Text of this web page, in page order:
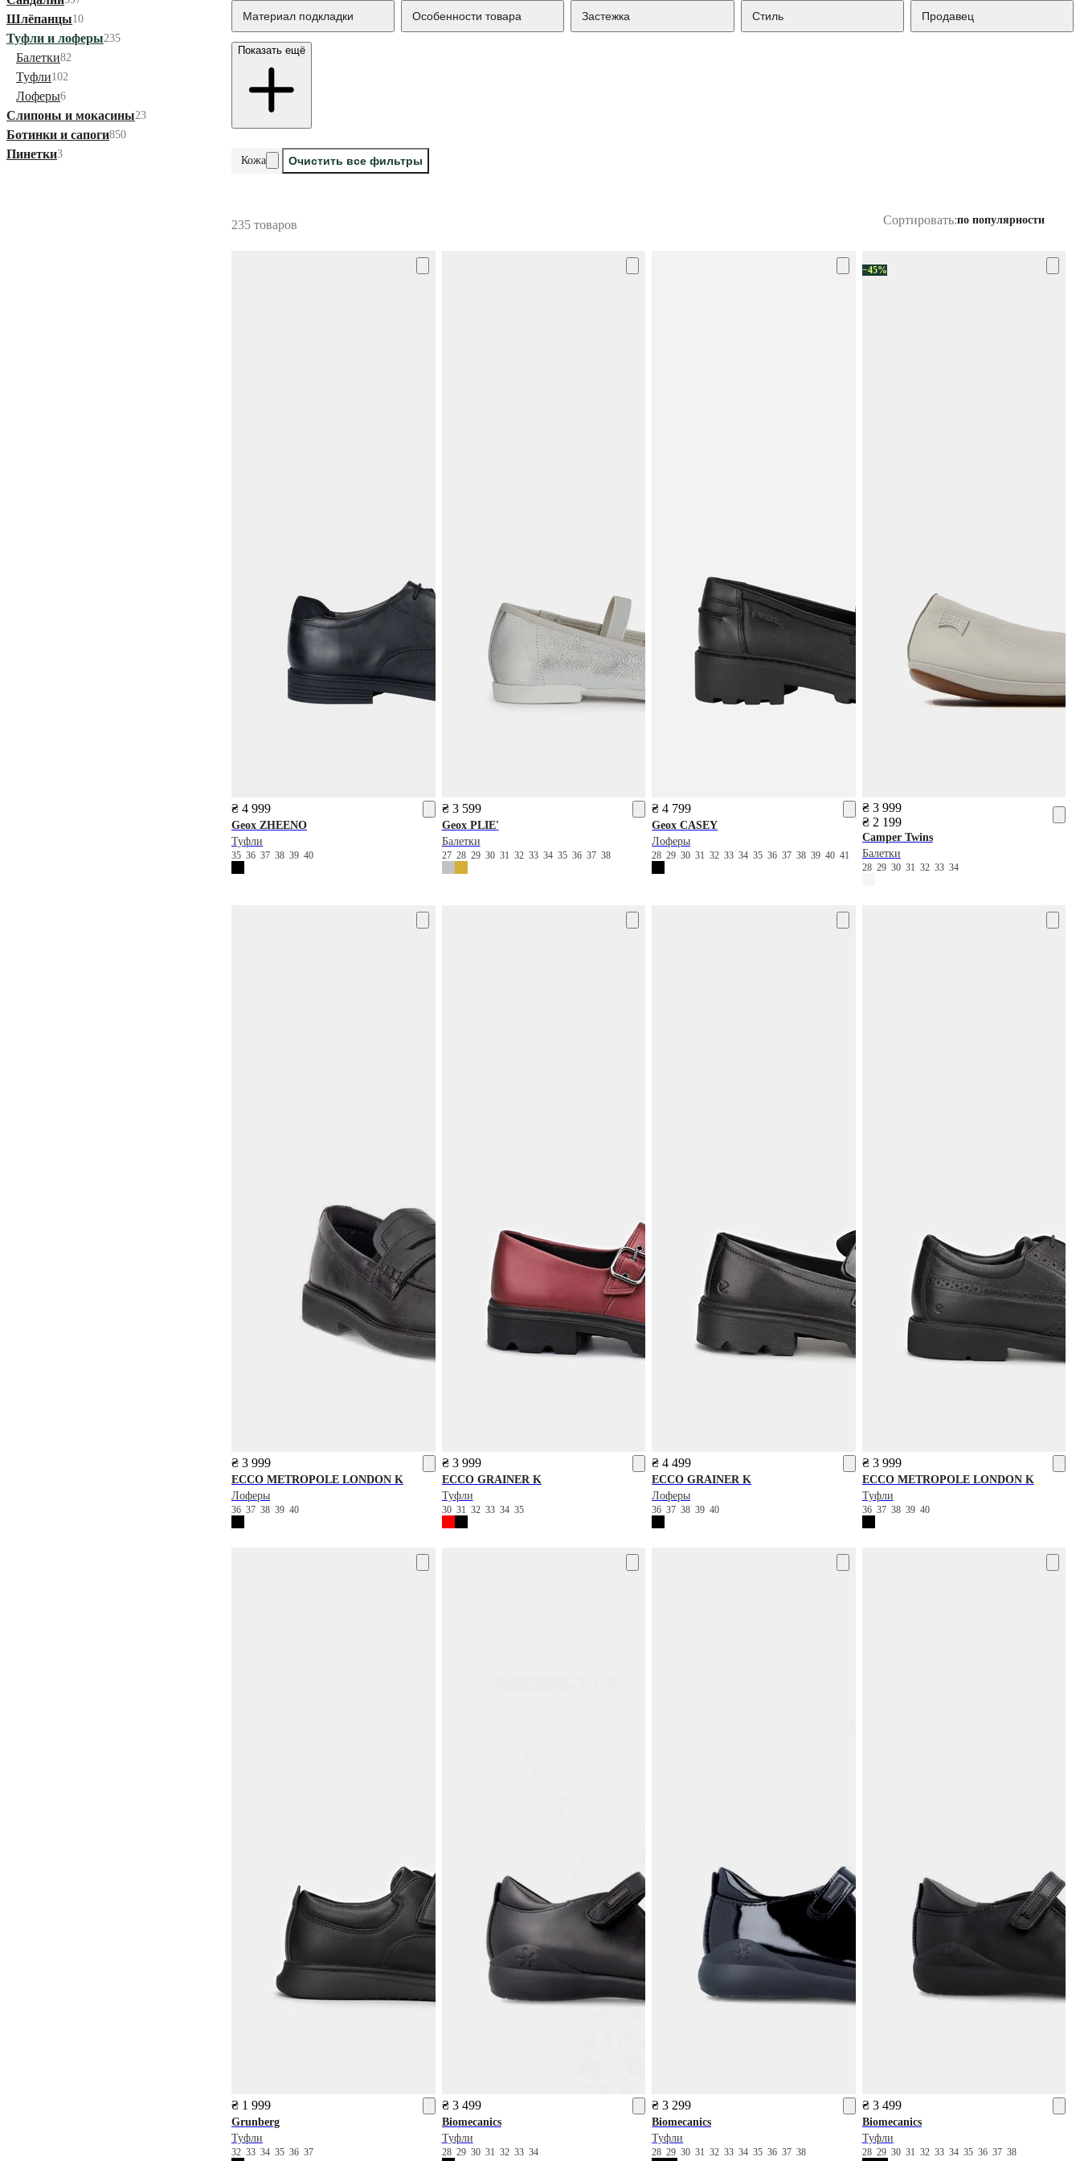
Шлёпанцы10
Туфли и лоферы235
Балетки82
Туфли102
Лоферы6
Слипоны и мокасины23
Ботинки и сапоги850
Пинетки3
Материал подкладки Особенности товара Застежка Стиль Продавец
Показать ещё
Кожа Очистить все фильтры
235 товаров Сортировать:по популярности
₴ 4 999
Geox ZHEENO
Туфли
35 36 37 38 39 40
₴ 3 599
GeoxPLIE'
Балетки
27 28 29 30 31 32 33 34 35 36 37 38
₴ 4 799
Geox CASEY
Лоферы
2829303132333435363738394041
−45%
₴ 3 999
₴ 2 199
CamperTwins
Балетки
28 29 30 31 32 33 34
₴ 3 999
ECCO METROPOLE LONDON K
Лоферы
36 37 38 39 40
₴ 3 999
ECCOGRAINER K
Туфли
30 31 32 33 34 35
₴ 4 499
ECCO GRAINER K
Лоферы
3637383940
₴ 3 999
ECCOMETROPOLE LONDON K
Туфли
36 37 38 39 40
₴ 1 999
Grunberg
Туфли
32 33 34 35 36 37
₴ 3 499
Biomecanics
Туфли
28 29 30 31 32 33 34
₴ 3 299
Biomecanics
Туфли
2829303132333435363738
₴ 3 499
Biomecanics
Туфли
28 29 30 31 32 33 34 35 36 37 38